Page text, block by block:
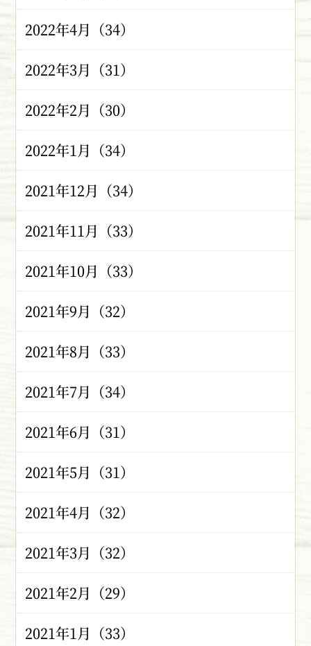
2022年4月（34）
2022年3月（31）
2022年2月（30）
2022年1月（34）
2021年12月（34）
2021年11月（33）
2021年10月（33）
2021年9月（32）
2021年8月（33）
2021年7月（34）
2021年6月（31）
2021年5月（31）
2021年4月（32）
2021年3月（32）
2021年2月（29）
2021年1月（33）